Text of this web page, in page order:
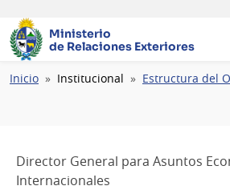
Ministerio
de Relaciones Exteriores
Ruta
Inicio Institucional Estructura del
Director General para Asuntos
Internacionales